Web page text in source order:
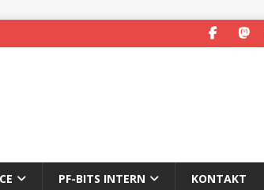
PF-BITS INTERN KONTAKT